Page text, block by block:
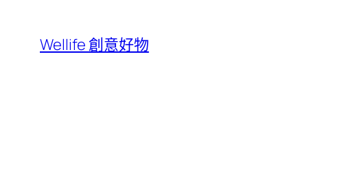
Wellife 創意好物